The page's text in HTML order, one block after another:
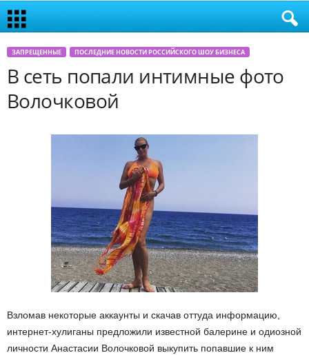
ЗАПРЕЩЕННЫЕ ПОСЛЕДНИЕ НОВОСТИ РОССИЙСКОГО ШОУ БИЗНЕСА
В сеть попали интимные фото
Волочковой
Взломав некоторые аккаунты и скачав оттуда информацию,
интернет-хулиганы предложили известной балерине и одиозной
личности Анастасии Волочковой выкупить попавшие к ним